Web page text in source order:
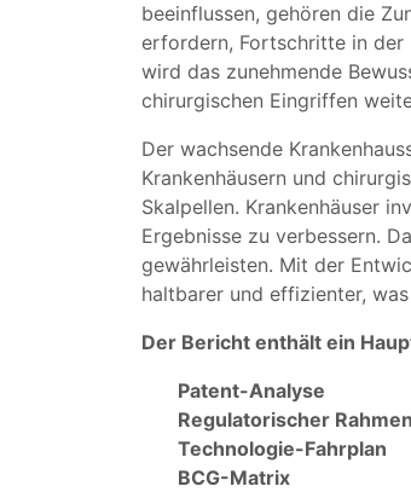
beeinflussen, gehören die
erfordern, Fortschritte in der
wird das zunehmende
chirurgischen Eingriffen
Der wachsende
Krankenhäusern und
Skalpellen. Krankenhäuser
Ergebnisse zu verbessern.
gewährleisten. Mit der
haltbarer und effizienter,
Der Bericht enthält ein
Patent-Analyse
Regulatorischer Rahmen
Technologie-Fahrplan
BCG-Matrix